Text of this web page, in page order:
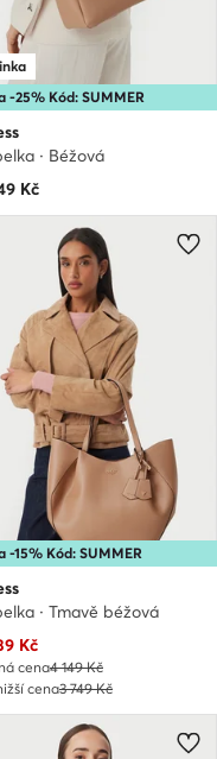
-25% Kód: SUMMER
· Béžová
Kč
-15% Kód: SUMMER
· Tmavě béžová
cena
Kč
cena4 149 Kč
cena3 749 Kč